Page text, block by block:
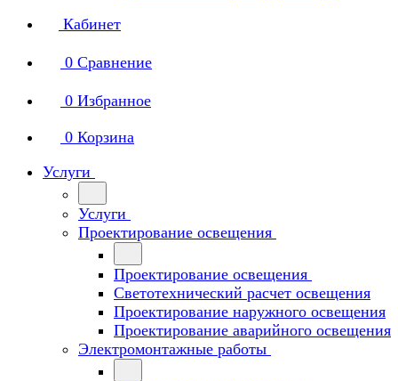
Кабинет
0 Сравнение
0 Избранное
0 Корзина
Услуги
Услуги
Проектирование освещения
Проектирование освещения
Светотехнический расчет освещения
Проектирование наружного освещения
Проектирование аварийного освещения
Электромонтажные работы